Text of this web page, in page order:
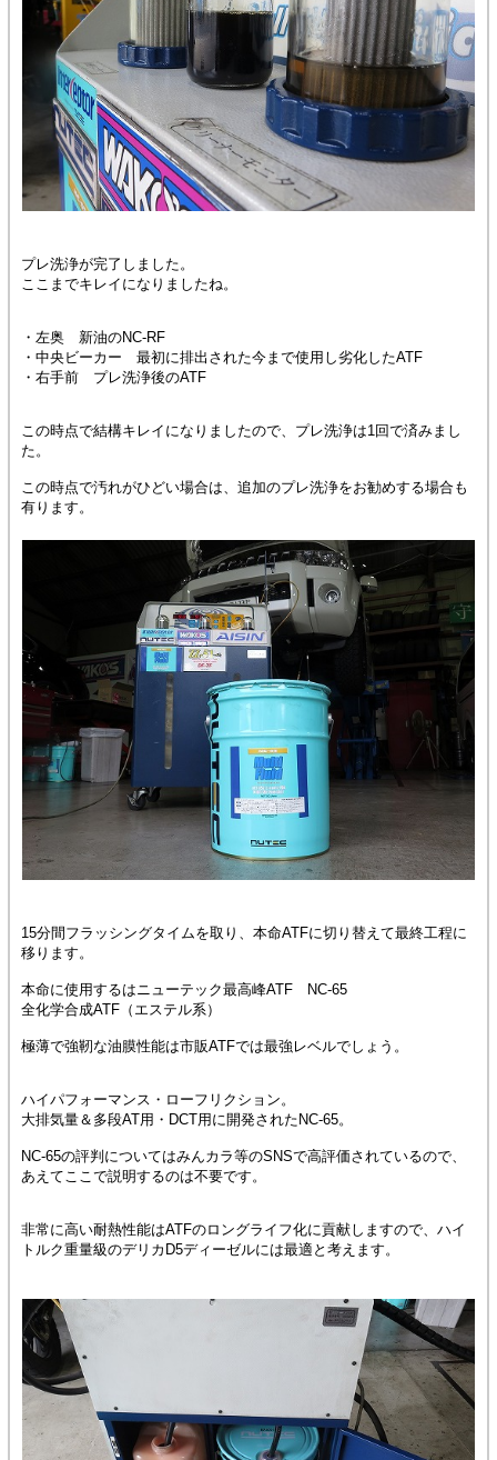
プレ洗浄が完了しました。
ここまでキレイになりましたね。
・左奥 新油のNC-RF
・中央ビーカー 最初に排出された今まで使用し劣化したATF
・右手前 プレ洗浄後のATF
この時点で結構キレイになりましたので、プレ洗浄は1回で済みまし
た。
この時点で汚れがひどい場合は、追加のプレ洗浄をお勧めする場合も
有ります。
15分間フラッシングタイムを取り、本命ATFに切り替えて最終工程に
移ります。
本命に使用するはニューテック最高峰ATF NC-65
全化学合成ATF（エステル系）
極薄で強靭な油膜性能は市販ATFでは最強レベルでしょう。
ハイパフォーマンス・ローフリクション。
大排気量＆多段AT用・DCT用に開発されたNC-65。
NC-65の評判についてはみんカラ等のSNSで高評価されているので、
あえてここで説明するのは不要です。
非常に高い耐熱性能はATFのロングライフ化に貢献しますので、ハイ
トルク重量級のデリカD5ディーゼルには最適と考えます。